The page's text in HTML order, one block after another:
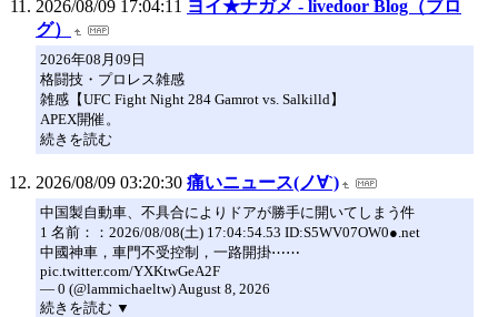
2026/08/09 17:04:11 ヨイ★ナガメ - livedoor Blog（ブロ
グ）
2026年08月09日
格闘技・プロレス雑感
雑感【UFC Fight Night 284 Gamrot vs. Salkilld】
APEX開催。
続きを読む
2026/08/09 03:20:30 痛いニュース(ノ∀`)
中国製自動車、不具合によりドアが勝手に開いてしまう件
1 名前：：2026/08/08(土) 17:04:54.53 ID:S5WV07OW0●.net
中國神車，車門不受控制，一路開掛⋯⋯
pic.twitter.com/YXKtwGeA2F
— 0 (@lammichaeltw) August 8, 2026
続きを読む ▼